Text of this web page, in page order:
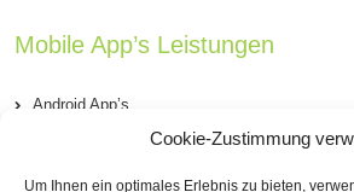
Cookie-Zustimmung
Um Ihnen ein optimales Erlebnis zu bieten,
Mobile App’s Leistungen
Android App’s